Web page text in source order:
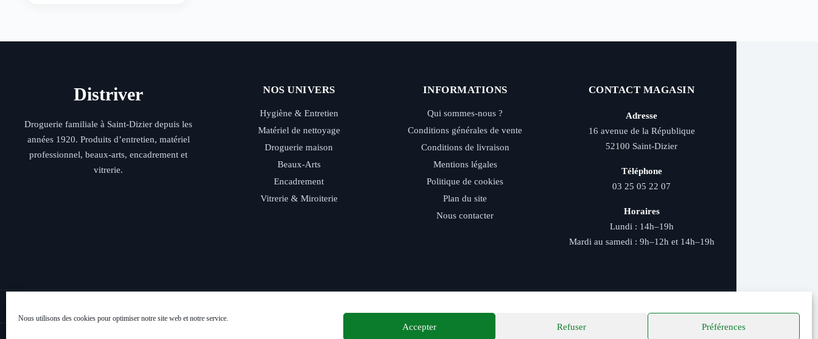
Nous utilisons des cookies pour optimiser notre site web et notre service.
Accepter Refuser Préférences
peuvent
Distriver
Droguerie familiale à Saint-Dizier depuis les
années 1920. Produits d’entretien, matériel
professionnel, beaux-arts, encadrement et
vitrerie.
NOS UNIVERS
Hygiène & Entretien
Matériel de nettoyage
Droguerie maison
Beaux-Arts
Encadrement
Vitrerie & Miroiterie
INFORMATIONS
Qui sommes-nous ?
Conditions générales de vente
Conditions de livraison
Mentions légales
Politique de cookies
Plan du site
Nous contacter
CONTACT MAGASIN
Adresse
16 avenue de la République
52100 Saint-Dizier
Téléphone
03 25 05 22 07
Horaires
Lundi : 14h–19h
Mardi au samedi : 9h–12h et 14h–19h